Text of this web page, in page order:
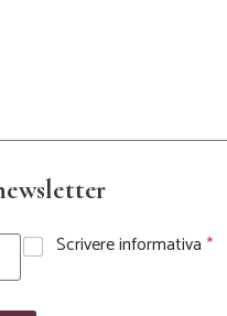
Scrivere informativa *